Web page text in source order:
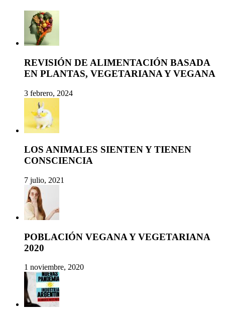
REVISIÓN DE ALIMENTACIÓN BASADA
EN PLANTAS, VEGETARIANA Y VEGANA
3 febrero, 2024
LOS ANIMALES SIENTEN Y TIENEN
CONSCIENCIA
7 julio, 2021
POBLACIÓN VEGANA Y VEGETARIANA
2020
1 noviembre, 2020